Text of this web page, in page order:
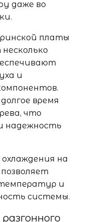
даже во
платы
и
время
что
надежность
на
и
системы.